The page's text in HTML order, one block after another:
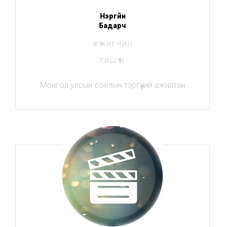
Нэргүйн
Бадарч
ЖҮЖИГЧИН
ГИШҮҮН
Монгол улсын соёлын тэргүүний ажилтан